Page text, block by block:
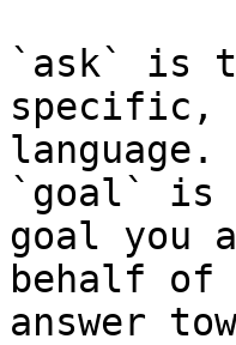
`ask` is
specific,
language.
`goal` is
goal you
behalf
answer